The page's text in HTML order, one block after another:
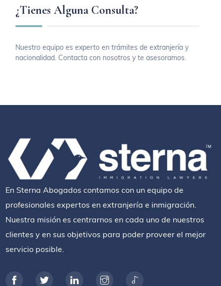
¿Tienes Alguna Consulta?
Nuestro equipo es experto en trámites de extranjería y
nacionalidad. Contacta con nosotros y te asesoramos.
En Sterna Abogados contamos con un equipo de
profesionales expertos en extranjería e inmigración.
Nuestra misión es centrarnos en cada uno de nuestros
clientes y en sus objetivos para poder proveer el mejor
servicio posible.